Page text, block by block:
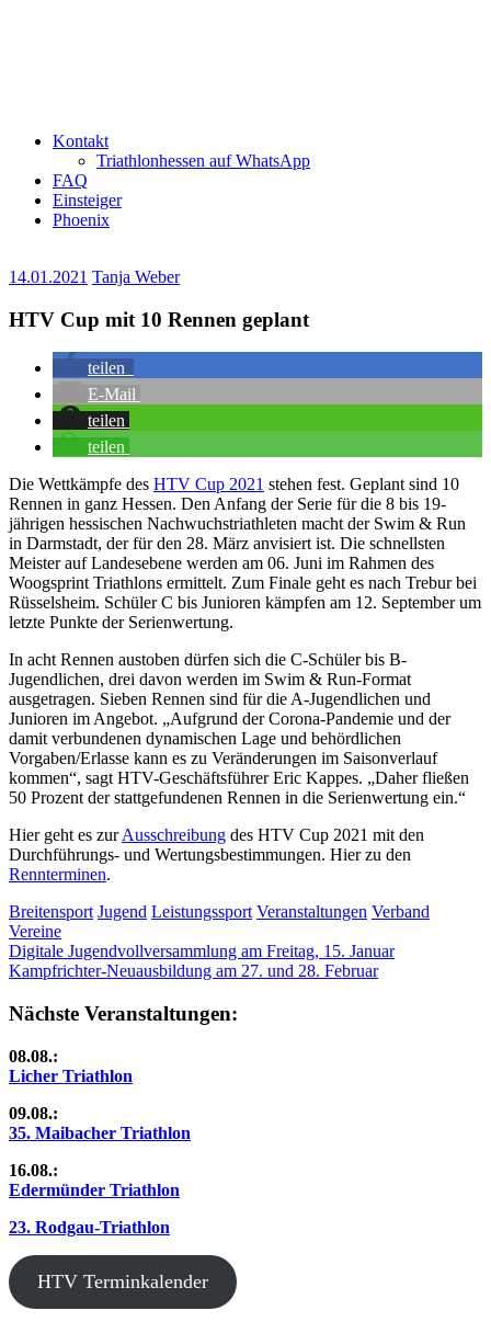
Kontakt
Triathlonhessen auf WhatsApp
FAQ
Einsteiger
Phoenix
14.01.2021 Tanja Weber
HTV Cup mit 10 Rennen geplant
teilen
E-Mail
teilen
teilen
Die Wettkämpfe des HTV Cup 2021 stehen fest. Geplant sind 10
Rennen in ganz Hessen. Den Anfang der Serie für die 8 bis 19-
jährigen hessischen Nachwuchstriathleten macht der Swim & Run
in Darmstadt, der für den 28. März anvisiert ist. Die schnellsten
Meister auf Landesebene werden am 06. Juni im Rahmen des
Woogsprint Triathlons ermittelt. Zum Finale geht es nach Trebur bei
Rüsselsheim. Schüler C bis Junioren kämpfen am 12. September um
letzte Punkte der Serienwertung.
In acht Rennen austoben dürfen sich die C-Schüler bis B-
Jugendlichen, drei davon werden im Swim & Run-Format
ausgetragen. Sieben Rennen sind für die A-Jugendlichen und
Junioren im Angebot. „Aufgrund der Corona-Pandemie und der
damit verbundenen dynamischen Lage und behördlichen
Vorgaben/Erlasse kann es zu Veränderungen im Saisonverlauf
kommen“, sagt HTV-Geschäftsführer Eric Kappes. „Daher fließen
50 Prozent der stattgefundenen Rennen in die Serienwertung ein.“
Hier geht es zurAusschreibung des HTV Cup 2021 mit den
Durchführungs- und Wertungsbestimmungen. Hier zu den
Rennterminen.
Breitensport Jugend Leistungssport Veranstaltungen Verband
Vereine
Beitragsnavigation
Vorheriger
Beitrag:
Digitale Jugendvollversammlung am Freitag, 15. Januar
Nächster
Kampfrichter-Neuausbildung am 27. und 28. Februar
Nächste Veranstaltungen:
08.08.:
Licher Triathlon
09.08.:
35. Maibacher Triathlon
16.08.:
Edermünder Triathlon
23. Rodgau-Triathlon
HTV Terminkalender